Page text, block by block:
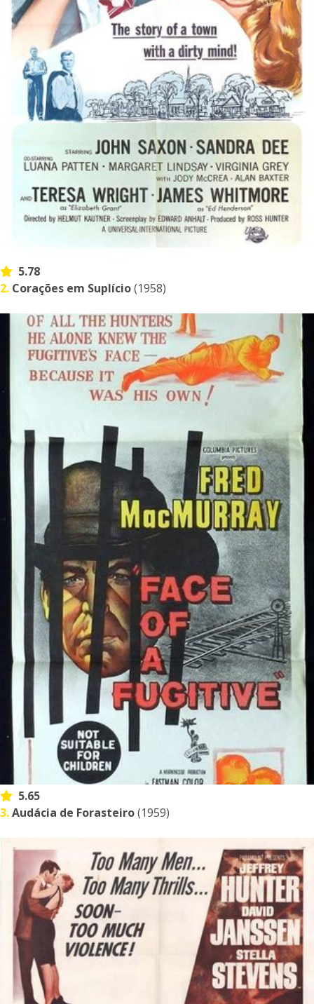
5.78
2. Corações em Suplício(1958)
5.65
3.Audácia de Forasteiro(1959)